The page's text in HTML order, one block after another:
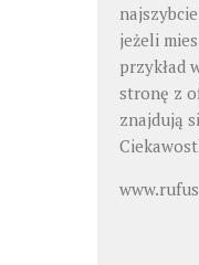
jeżeli
przykład
stronę z
znajdują